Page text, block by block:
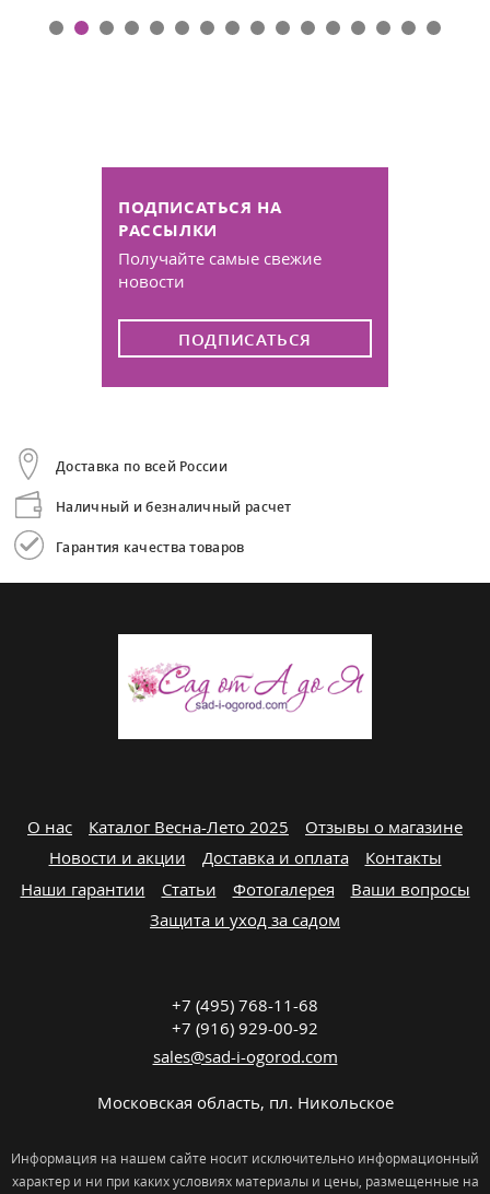
ПОДПИСАТЬСЯ НА
РАССЫЛКИ
Получайте самые свежие
новости
ПОДПИСАТЬСЯ
Доставка по всей России
Наличный и безналичный расчет
Гарантия качества товаров
О нас Каталог Весна-Лето 2025
Отзывы о магазине
Новости и акции
Доставка и оплата
Контакты
Наши гарантии
Статьи Фотогалерея
Ваши вопросы
Защита и уход за садом
+7 (495) 768-11-68
+7 (916) 929-00-92
sales@sad-i-ogorod.com
Московская область, пл. Никольcкое
Информация на нашем сайте носит исключительно информационный
характер и ни при каких условиях материалы и цены, размещенные на